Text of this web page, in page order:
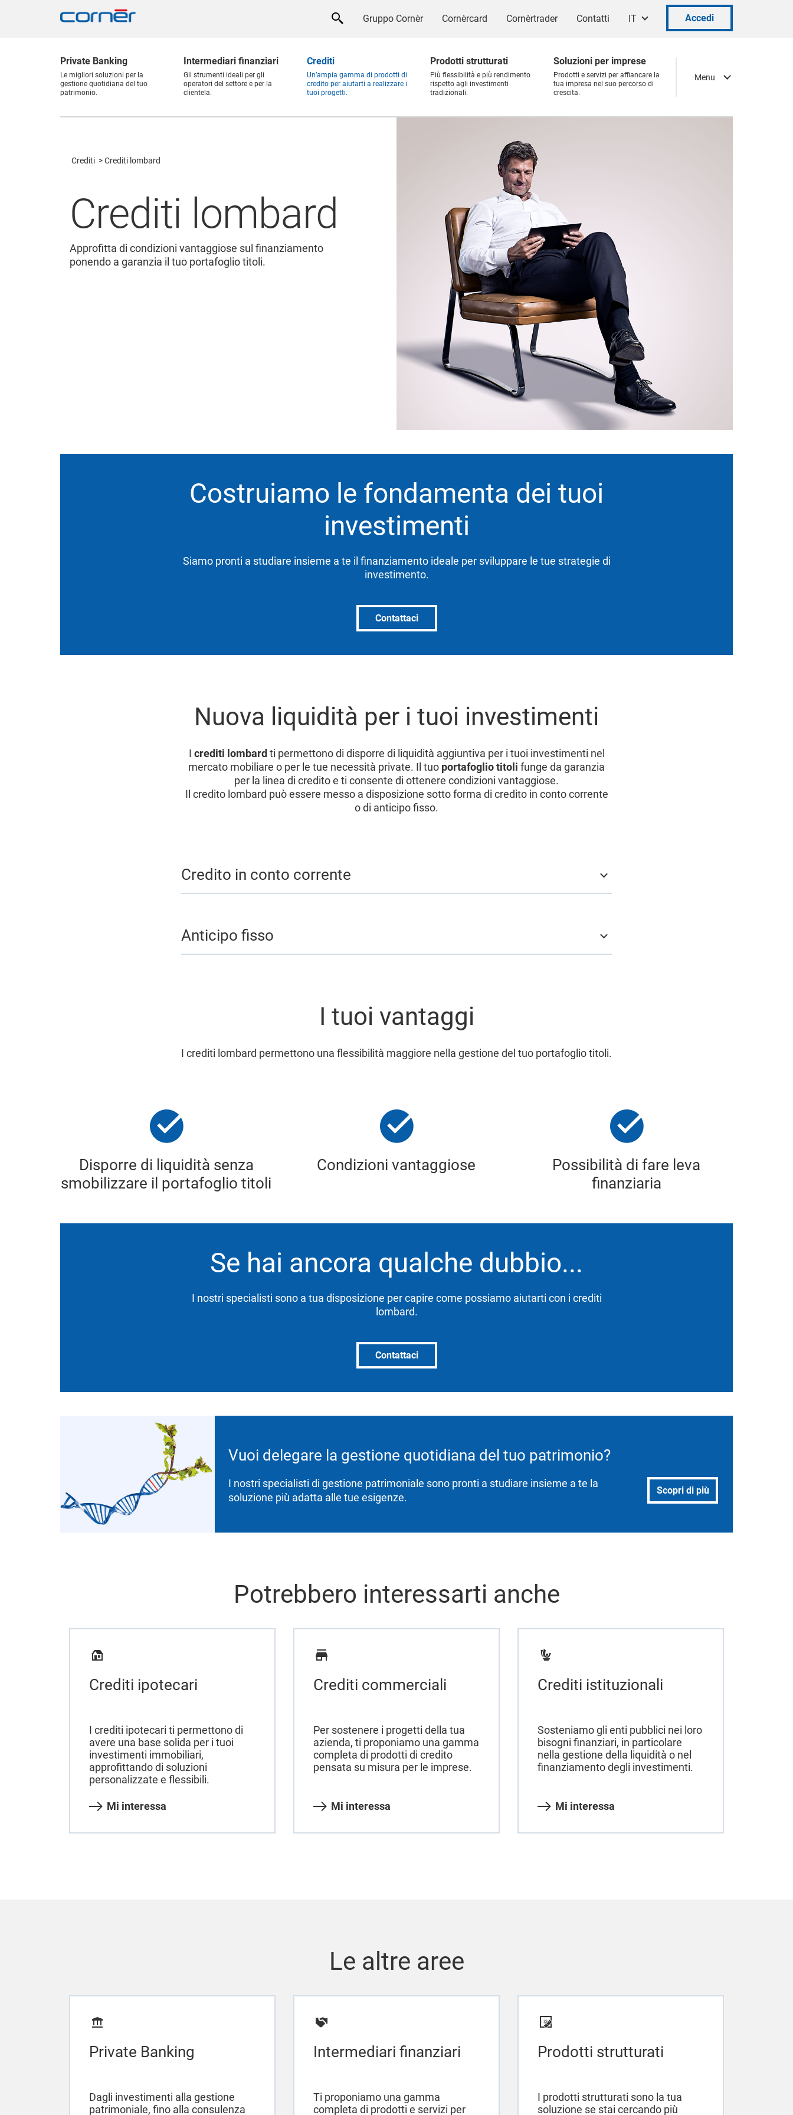
Gruppo Cornèr Cornèrcard Cornèrtrader Contatti IT Accedi
Menu
Private Banking
Le migliori soluzioni per la
gestione quotidiana del tuo
patrimonio.
Intermediari finanziari
Gli strumenti ideali per gli
operatori del settore e per la
clientela.
Crediti
Un’ampia gamma di prodotti di
credito per aiutarti a realizzare i
tuoi progetti.
Prodotti strutturati
Più flessibilità e più rendimento
rispetto agli investimenti
tradizionali.
Soluzioni per imprese
Prodotti e servizi per affiancare la
tua impresa nel suo percorso di
crescita.
Crediti Crediti lombard
Crediti lombard
Approfitta di condizioni vantaggiose sul finanziamento
ponendo a garanzia il tuo portafoglio titoli.
Costruiamo le fondamenta dei tuoi
investimenti
Siamo pronti a studiare insieme a te il finanziamento ideale per sviluppare le tue strategie di
investimento.
Contattaci
Nuova liquidità per i tuoi investimenti
I crediti lombard ti permettono di disporre di liquidità aggiuntiva per i tuoi investimenti nel
mercato mobiliare o per le tue necessità private. Il tuo portafoglio titoli funge da garanzia
per la linea di credito e ti consente di ottenere condizioni vantaggiose.
Il credito lombard può essere messo a disposizione sotto forma di credito in conto corrente
o di anticipo fisso.
Credito in conto corrente
Anticipo fisso
I tuoi vantaggi
I crediti lombard permettono una flessibilità maggiore nella gestione del tuo portafoglio titoli.
Disporre di liquidità senza
smobilizzare il portafoglio titoli
Condizioni vantaggiose
Possibilità di fare leva
finanziaria
Se hai ancora qualche dubbio...
I nostri specialisti sono a tua disposizione per capire come possiamo aiutarti con i crediti
lombard.
Contattaci
Vuoi delegare la gestione quotidiana del tuo patrimonio?
I nostri specialisti di gestione patrimoniale sono pronti a studiare insieme a te la
soluzione più adatta alle tue esigenze.
Scopri di più
Potrebbero interessarti anche
Crediti ipotecari
I crediti ipotecari ti permettono di
avere una base solida per i tuoi
investimenti immobiliari,
approfittando di soluzioni
personalizzate e flessibili.
Mi interessa
Crediti commerciali
Per sostenere i progetti della tua
azienda, ti proponiamo una gamma
completa di prodotti di credito
pensata su misura per le imprese.
Mi interessa
Crediti istituzionali
Sosteniamo gli enti pubblici nei loro
bisogni finanziari, in particolare
nella gestione della liquidità o nel
finanziamento degli investimenti.
Mi interessa
Le altre aree
Private Banking
Dagli investimenti alla gestione
patrimoniale, fino alla consulenza
Intermediari finanziari
Ti proponiamo una gamma
completa di prodotti e servizi per
Prodotti strutturati
I prodotti strutturati sono la tua
soluzione se stai cercando più